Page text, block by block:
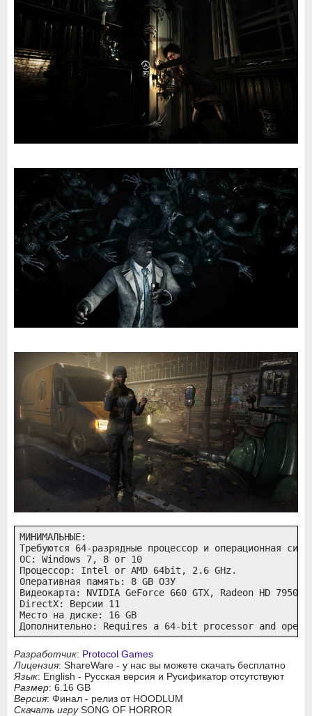
МИНИМАЛЬНЫЕ:
Требуются 64-разрядные процессор и операционная
ОС: Windows 7, 8 or 10
Процессор: Intel or AMD 64bit, 2.6 GHz.
Оперативная память: 8 GB ОЗУ
Видеокарта: NVIDIA GeForce 660 GTX, Radeon HD
DirectX: Версии 11
Место на диске: 16 GB
Дополнительно: Requires a 64-bit processor and
Разработчик: Protocol Games
Лицензия: ShareWare - у нас вы можете скачать бесплатно
Язык: English - Русская версия и Русификатор отсутствуют
Размер: 6.16 GB
Версия: Финал - релиз от HOODLUM
Скачать игруSONG OF HORROR